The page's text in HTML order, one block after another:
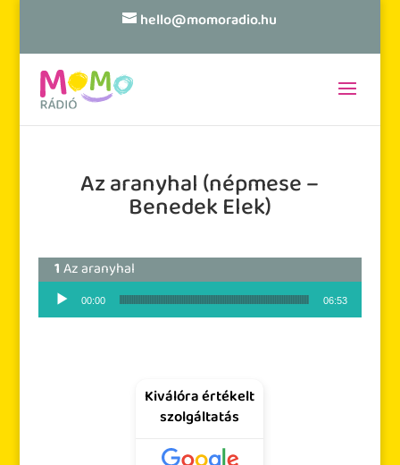
hello@momoradio.hu
Az aranyhal (népmese –
Benedek Elek)
Az aranyhal
Audió lejátszó
00:00 06:53
Kiválóra értékelt
szolgáltatás